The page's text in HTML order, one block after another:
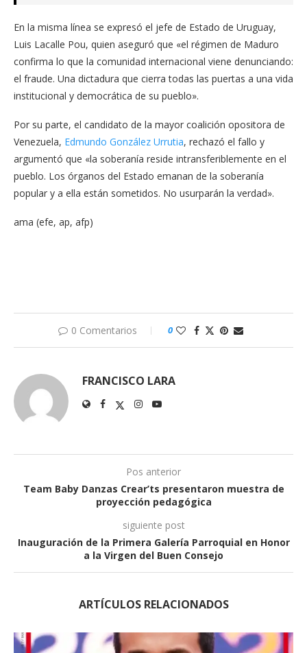
En la misma línea se expresó el jefe de Estado de Uruguay,
Luis Lacalle Pou, quien aseguró que «el régimen de Maduro
confirma lo que la comunidad internacional viene denunciando:
el fraude. Una dictadura que cierra todas las puertas a una vida
institucional y democrática de su pueblo».
Por su parte, el candidato de la mayor coalición opositora de
Venezuela, Edmundo González Urrutia, rechazó el fallo y
argumentó que «la soberanía reside intransferiblemente en el
pueblo. Los órganos del Estado emanan de la soberanía
popular y a ella están sometidos. No usurparán la verdad».
ama (efe, ap, afp)
0 Comentarios 0
FRANCISCO LARA
Pos anterior
Team Baby Danzas Crear’ts presentaron muestra de
proyección pedagógica
siguiente post
Inauguración de la Primera Galería Parroquial en Honor
a la Virgen del Buen Consejo
ARTÍCULOS RELACIONADOS